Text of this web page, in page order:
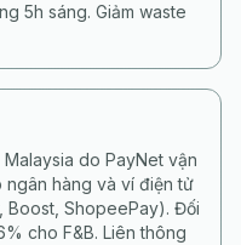
5h sáng. Giảm waste
do PayNet vận
ngân hàng và ví điện tử
Boost, ShopeePay). Đối
cho F&B. Liên thông